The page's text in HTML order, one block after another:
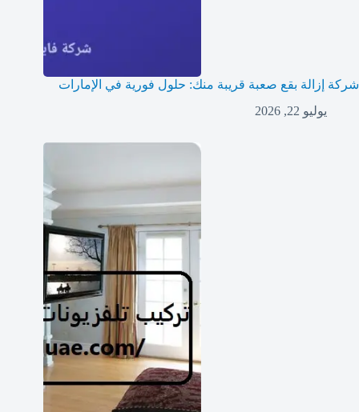
شركة إزالة بقع صعبة قريبة منك: حلول فورية في الإمارات
يوليو 22, 2026